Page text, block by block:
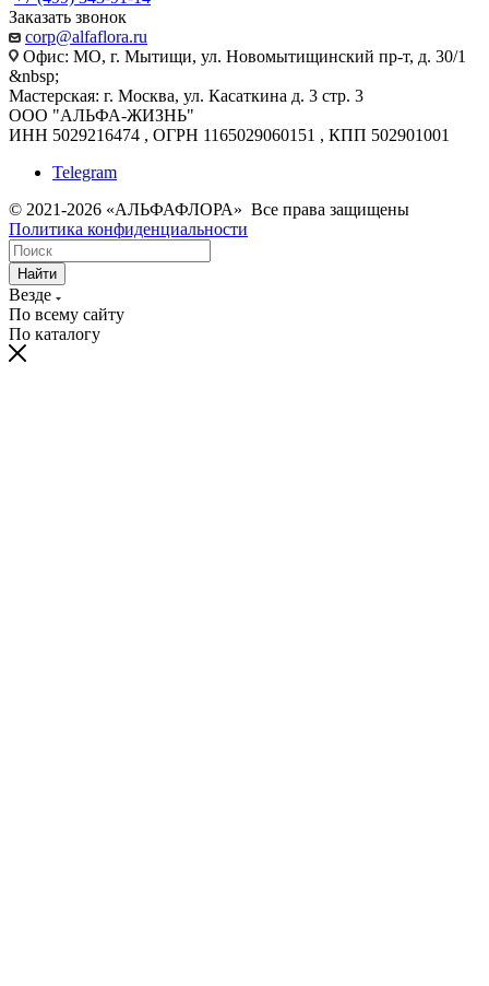
Заказать звонок
corp@alfaflora.ru
Офис: МО, г. Мытищи, ул. Новомытищинский пр-т, д. 30/1
&nbsp;
Мастерская: г. Москва, ул. Касаткина д. 3 стр. 3
ООО "АЛЬФА-ЖИЗНЬ"
ИНН 5029216474 , ОГРН 1165029060151 , КПП 502901001
Telegram
© 2021-2026 «АЛЬФАФЛОРА» Все права защищены
Политика конфиденциальности
Найти
Везде
По всему сайту
По каталогу